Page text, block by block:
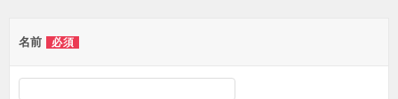
ー
シ
名前 必須